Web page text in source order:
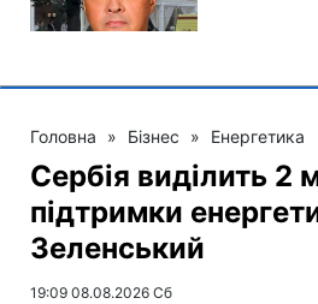
Головна » Бізнес » Енергетика
Сербія виділить 2
підтримки
Зеленський
19:09 08.08.2026 Сб